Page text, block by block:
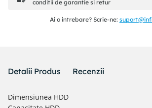
conditii de garantie si retur
Ai o intrebare? Scrie-ne:
Detalii Produs Recenzii
Dimensiunea HDD